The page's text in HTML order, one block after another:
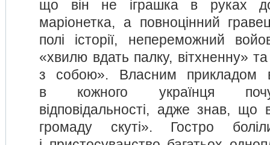
що він не іграшка в руках
маріонетка, а повноцінний
полі історії, непереможний
«хвилю вдать палку, вітхненну»
з собою». Власним прикладом
в кожного українця
відповідальності, адже знав,
громаду скуті». Гостро